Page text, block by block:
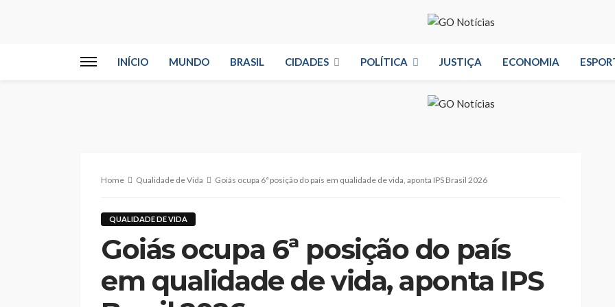
INÍCIO MUNDO BRASIL CIDADES POLÍTICA JUSTIÇA ECONOMIA
Home Qualidade de Vida Goiás ocupa 6ª posição do país em qualidade de vida, aponta IPS Brasil 2026
QUALIDADE DE VIDA
Goiás ocupa 6ª posição do país
em qualidade de vida, aponta IPS